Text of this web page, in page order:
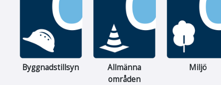
Byggnadstillsyn
Allmänna
områden
Miljö